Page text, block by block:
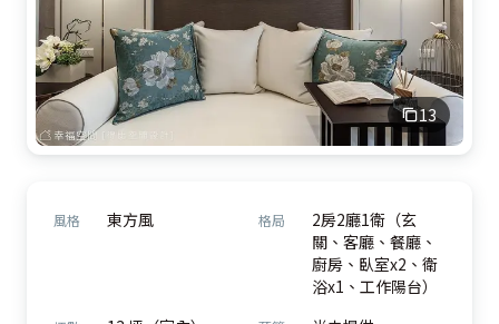
13
風格 東方風 格局
2房2廳1衛（玄
關、客廳、餐廳、
廚房、臥室x2、衛
浴x1、工作陽台）